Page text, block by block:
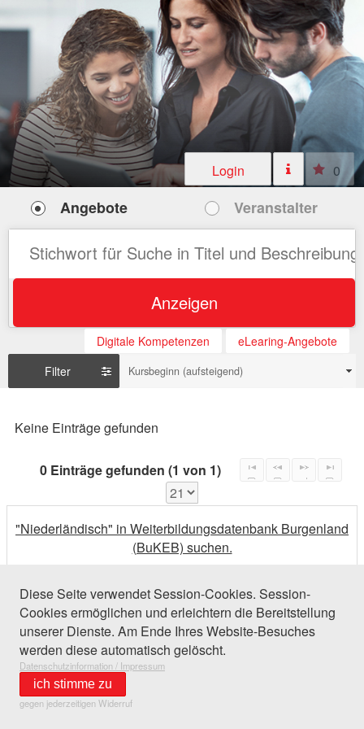
Login 0
Angebote Veranstalter
Anzeigen
Digitale Kompetenzen
eLearing-Angebote
Filter
Kursbeginn (aufsteigend)
Keine Einträge gefunden
0 Einträge gefunden (1 von 1)
"Niederländisch" in Weiterbildungsdatenbank Burgenland
(BuKEB) suchen.
Diese Seite verwendet Session-Cookies. Session-
Cookies ermöglichen und erleichtern die Bereitstellung
unserer Dienste. Am Ende Ihres Website-Besuches
werden diese automatisch gelöscht.
Datenschutzinformation / Impressum
ich stimme zu
gegen jederzeitigen Widerruf